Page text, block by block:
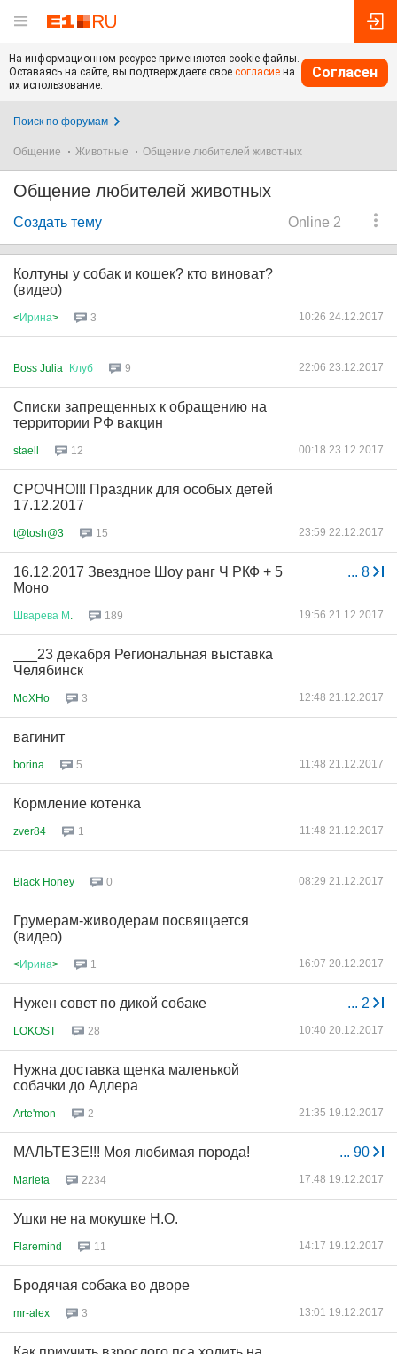
На информационном ресурсе применяются cookie-файлы.
Оставаясь на сайте, вы подтверждаете свое согласие на
их использование.
Согласен
Поиск по форумам
Общение Животные Общение любителей животных
Общение любителей животных
Online 2
Создать тему
Колтуны у собак и кошек? кто виноват?
(видео)
<Ирина> 3 10:26 24.12.2017
Boss Julia_ Клуб 9 22:06 23.12.2017
Списки запрещенных к обращению на
территории РФ вакцин
staell 12 00:18 23.12.2017
СРОЧНО!!! Праздник для особых детей
17.12.2017
t@tosh@3 15 23:59 22.12.2017
... 8
16.12.2017 Звездное Шоу ранг Ч РКФ + 5
Моно
Шварева М 189 19:56 21.12.2017
___23 декабря Региональная выставка
Челябинск
MoXHo 3 12:48 21.12.2017
вагинит
borina 5 11:48 21.12.2017
Кормление котенка
zver84 1 11:48 21.12.2017
Black Honey 0 08:29 21.12.2017
Грумерам-живодерам посвящается
(видео)
<Ирина> 1 16:07 20.12.2017
... 2
Нужен совет по дикой собаке
LOKOST 28 10:40 20.12.2017
Нужна доставка щенка маленькой
собачки до Адлера
Arte'mon 2 21:35 19.12.2017
... 90
МАЛЬТЕЗЕ!!! Моя любимая порода!
Marieta 2234 17:48 19.12.2017
Ушки не на мокушке Н.О.
Flaremind 11 14:17 19.12.2017
Бродячая собака во дворе
mr-alex 3 13:01 19.12.2017